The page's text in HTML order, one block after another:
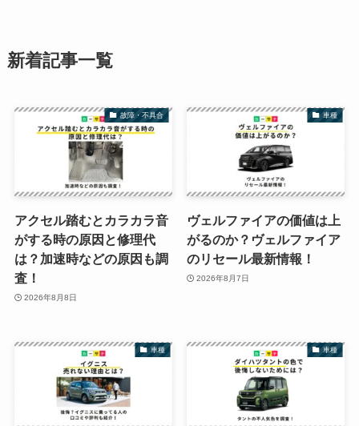
新着記事一覧
故障・不具合
アクセル踏むとカラカラ音
がする時の原因と修理代
は？加速時などの原因も調
査！
2026年8月8日
車種
ヴェルファイアの価値は上
がるのか？ヴェルファイア
のリセール最新情報！
2026年8月7日
車種 車種